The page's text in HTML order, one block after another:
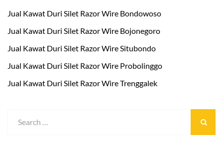
Jual Kawat Duri Silet Razor Wire Bondowoso
Jual Kawat Duri Silet Razor Wire Bojonegoro
Jual Kawat Duri Silet Razor Wire Situbondo
Jual Kawat Duri Silet Razor Wire Probolinggo
Jual Kawat Duri Silet Razor Wire Trenggalek